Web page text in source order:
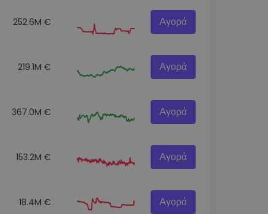
252.6M € Αγορά
219.1M € Αγορά
367.0M € Αγορά
153.2M € Αγορά
18.4M € Αγορά